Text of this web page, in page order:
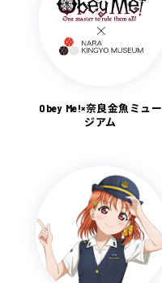
Obey Me!×奈良金魚ミュー
ジアム